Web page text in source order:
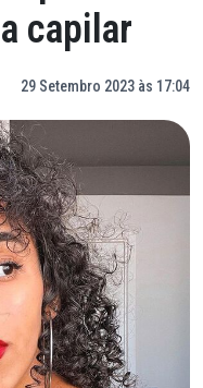
capilar
29 Setembro 2023 às 17:04